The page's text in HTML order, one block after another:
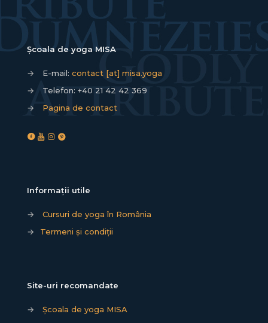
Școala de yoga MISA
→ E-mail: contact [at] misa.yoga
→
Telefon: +40 21 42 42 369
→
Pagina de contact
Informații utile
→
Cursuri de yoga în România
→
Termeni și condiții
Site-uri recomandate
→
Școala de yoga MISA